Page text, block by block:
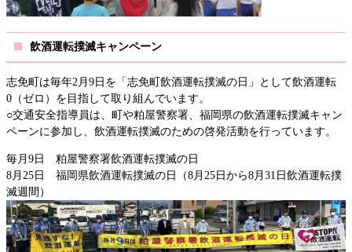
飲酒運転撲滅キャンペーン
志免町は毎年2月9日を「志免町飲酒運転撲滅の日」として飲酒運転
0（ゼロ）を目指して取り組んでいます。
○交通安全指導員は、町や粕屋警察署、福岡県の飲酒運転撲滅キャン
ペーンに参加し、飲酒運転撲滅のための啓発活動を行っています。
毎月9日 粕屋警察署飲酒運転撲滅の日
8月25日 福岡県飲酒運転撲滅の日（8月25日から8月31日飲酒運転撲
滅週間）